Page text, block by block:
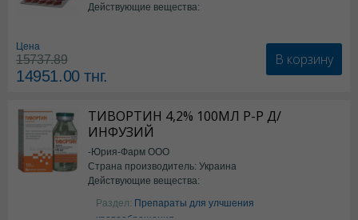
Действующие вещества:
Цена
15737.89
14951.00тнг.
В корзину
ТИВОРТИН 4,2% 100МЛ Р-Р Д/
ИНФУЗИЙ
-Юрия-Фарм ООО
Страна производитель: Украина
Действующие вещества:
Аргинин
Раздел: Препараты для улчшения